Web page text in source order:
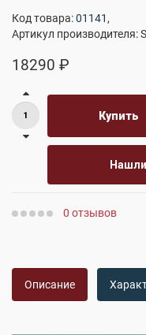
Код товара:01141 ,
Артикул производителя:
18290 ₽
Купить
0 отзывов
Описание